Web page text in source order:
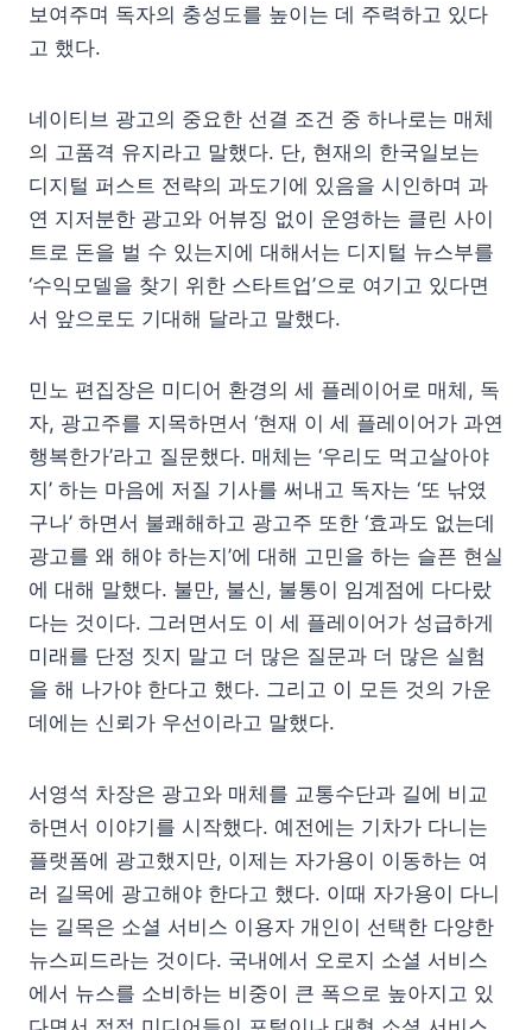
보여주며 독자의 충성도를 높이는 데 주력하고 있다
고 했다.
네이티브 광고의 중요한 선결 조건 중 하나로는 매체
의 고품격 유지라고 말했다. 단, 현재의 한국일보는
디지털 퍼스트 전략의 과도기에 있음을 시인하며 과
연 지저분한 광고와 어뷰징 없이 운영하는 클린 사이
트로 돈을 벌 수 있는지에 대해서는 디지털 뉴스부를
‘수익모델을 찾기 위한 스타트업’으로 여기고 있다면
서 앞으로도 기대해 달라고 말했다.
민노 편집장은 미디어 환경의 세 플레이어로 매체, 독
자, 광고주를 지목하면서 ‘현재 이 세 플레이어가 과연
행복한가’라고 질문했다. 매체는 ‘우리도 먹고살아야
지’ 하는 마음에 저질 기사를 써내고 독자는 ‘또 낚였
구나’ 하면서 불쾌해하고 광고주 또한 ‘효과도 없는데
광고를 왜 해야 하는지’에 대해 고민을 하는 슬픈 현실
에 대해 말했다. 불만, 불신, 불통이 임계점에 다다랐
다는 것이다. 그러면서도 이 세 플레이어가 성급하게
미래를 단정 짓지 말고 더 많은 질문과 더 많은 실험
을 해 나가야 한다고 했다. 그리고 이 모든 것의 가운
데에는 신뢰가 우선이라고 말했다.
서영석 차장은 광고와 매체를 교통수단과 길에 비교
하면서 이야기를 시작했다. 예전에는 기차가 다니는
플랫폼에 광고했지만, 이제는 자가용이 이동하는 여
러 길목에 광고해야 한다고 했다. 이때 자가용이 다니
는 길목은 소셜 서비스 이용자 개인이 선택한 다양한
뉴스피드라는 것이다. 국내에서 오로지 소셜 서비스
에서 뉴스를 소비하는 비중이 큰 폭으로 높아지고 있